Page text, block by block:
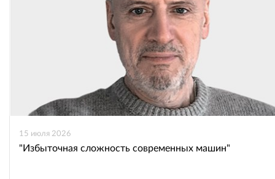
15 июля 2026
"Избыточная сложность современных машин"